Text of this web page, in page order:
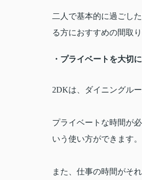
二人で基本的に過ごし
る方におすすめの間取り
・プライベートを大切
2DKは、ダイニングル
プライベートな時間が
いう使い方ができます。
また、仕事の時間がそ